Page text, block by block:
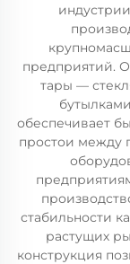
предприятий.
тары —
обеспечивает
простои между
стабильности
растущих
конструкция